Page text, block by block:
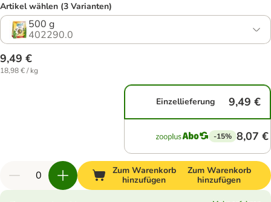
Artikel wählen (3 Varianten)
500 g
402290.0
9,49 €
18,98 € / kg
Einzellieferung 9,49 €
-15% 8,07 €
Zum Warenkorb
hinzufügen
Zum Warenkorb
hinzufügen